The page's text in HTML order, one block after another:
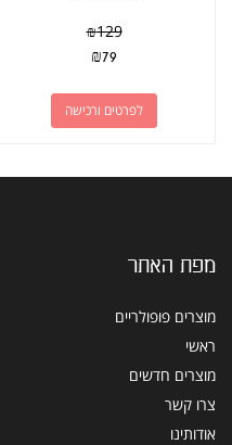
₪129
₪79
לפרטים ורכישה
מפת האתר
מוצרים פופולריים
ראשי
מוצרים חדשים
צרו קשר
אודותינו